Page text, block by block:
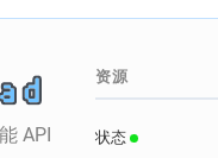
API
资源
状态